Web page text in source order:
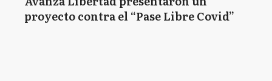
proyecto contra el “Pase Libre Covid”